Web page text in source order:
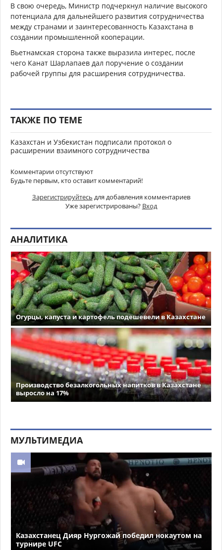
В свою очередь, Министр подчеркнул наличие высокого
потенциала для дальнейшего развития сотрудничества
между странами и заинтересованность Казахстана в
создании промышленной кооперации.
Вьетнамская сторона также выразила интерес, после
чего Канат Шарлапаев дал поручение о создании
рабочей группы для расширения сотрудничества.
ТАКЖЕ ПО ТЕМЕ
Казахстан и Узбекистан подписали протокол о
расширении взаимного сотрудничества
Комментарии отсутствуют
Будьте первым, кто оставит комментарий!
Зарегистрируйтесь для добавления комментариев
Уже зарегистрированы? Вход
АНАЛИТИКА
Огурцы, капуста и картофель подешевели в Казахстане
Производство безалкогольных напитков в Казахстане
выросло на 17%
МУЛЬТИМЕДИА
Казахстанец Дияр Нургожай победил нокаутом на
турнире UFC